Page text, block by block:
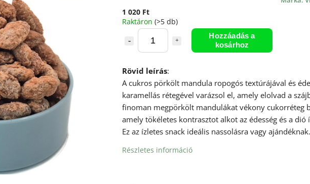
1 020 Ft
Raktáron (>5 db)
Hozzáadás a
kosárhoz
Rövid leírás:
A cukros pörkölt mandula ropogós textúrájával és
karamellás rétegével varázsol el, amely elolvad a
finoman megpörkölt mandulákat vékony cukorréteg
amely tökéletes kontrasztot alkot az édesség és a dió
Ez az ízletes snack ideális nassolásra vagy ajándéknak.
Részletes információ